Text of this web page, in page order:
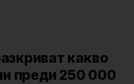
какво
преди 250 000